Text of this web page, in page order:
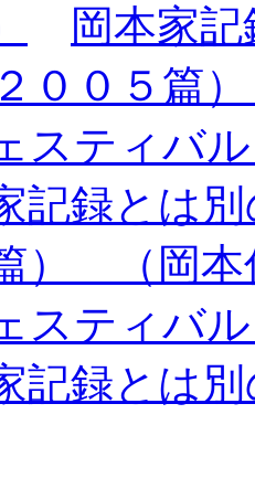
岡本家
００５篇
スティバ
記録とは
） （岡本
スティバ
記録とは